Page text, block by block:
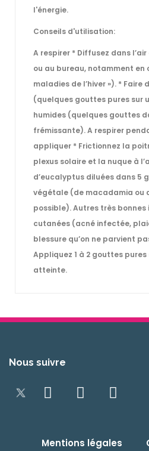
l'énergie.
Conseils d'utilisation:
A respirer * Diffusez dans
ou au bureau, notamment en
maladies de l’hiver »). *
(quelques gouttes pures sur
humides (quelques gouttes
frémissante). A respirer
appliquer * Frictionnez la
plexus solaire et la nuque à
d’eucalyptus diluées dans 5
végétale (de macadamia ou
possible). Autres très
cutanées (acné infectée,
blessure qu’on ne parvient
Appliquez 1 à 2 gouttes
atteinte.
Nous suivre
Mentions légales